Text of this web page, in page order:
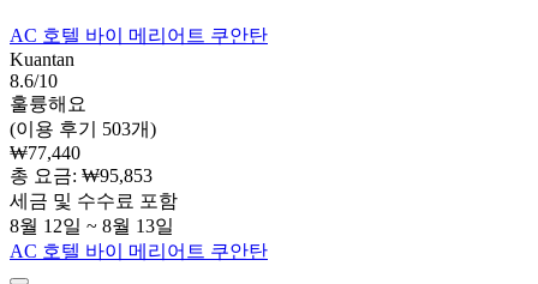
AC 호텔 바이 메리어트 쿠안탄
Kuantan
8.6/10
훌륭해요
(이용 후기 503개)
₩77,440
총 요금: ₩95,853
세금 및 수수료 포함
8월 12일 ~ 8월 13일
AC 호텔 바이 메리어트 쿠안탄